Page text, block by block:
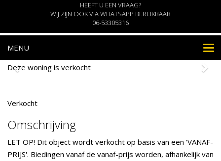
HEEFT U EEN VRAAG?
WIJ ZIJN OOK VIA WHATSAPP BEREIKBAAR
06-53305316
MENU
Deze woning is verkocht
Verkocht
Omschrijving
LET OP! Dit object wordt verkocht op basis van een 'VANAF-
PRIJS'. Biedingen vanaf de vanaf-prijs worden, afhankelijk van